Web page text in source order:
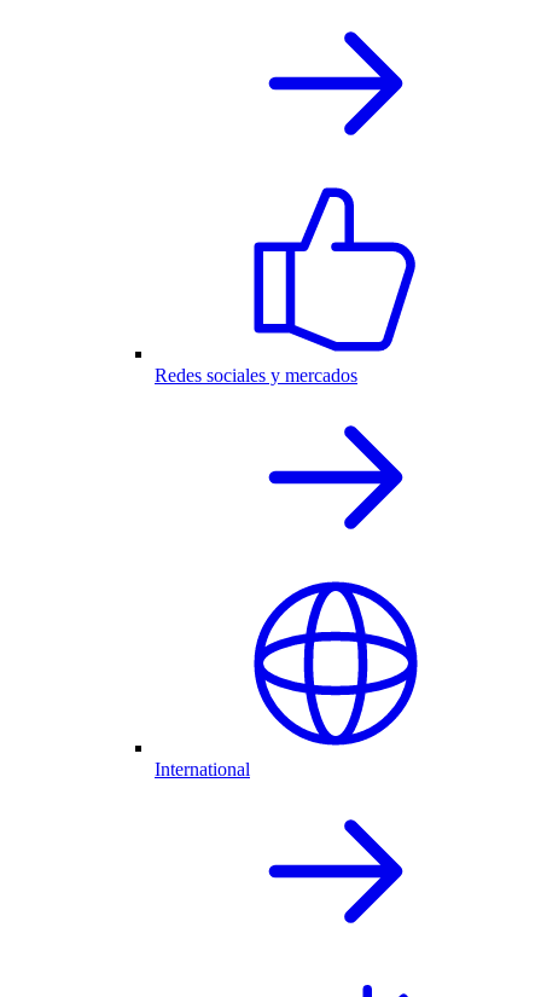
Redes sociales y mercados
International